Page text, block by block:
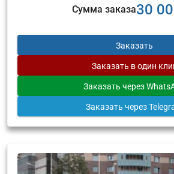
Сумма заказа30
Заказать
Заказать в один
Заказать через
Заказать через